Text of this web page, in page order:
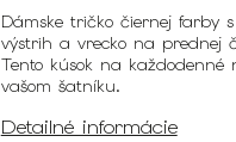
Dámske tričko čiernej farby
výstrih a vrecko na prednej
Tento kúsok na
vašom šatníku.
Detailné informácie